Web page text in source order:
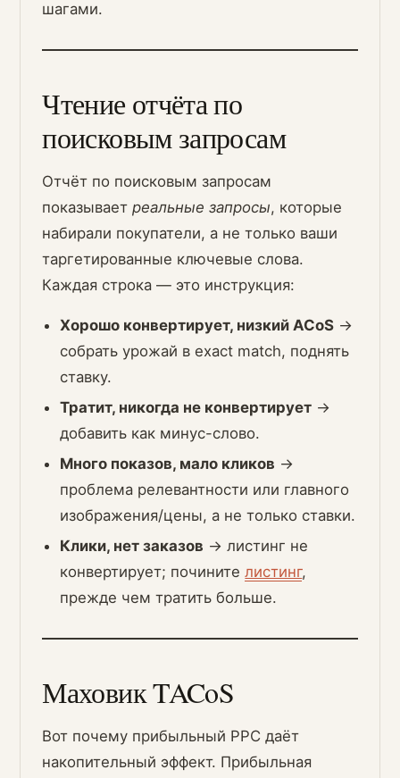
шагами.
Чтение отчёта по
поисковым запросам
Отчёт по поисковым запросам
показываетреальные запросы, которые
набирали покупатели, а не только ваши
таргетированные ключевые слова.
Каждая строка — это инструкция:
Хорошо конвертирует, низкий ACoS →
собрать урожай в exact match, поднять
ставку.
Тратит, никогда не конвертирует →
добавить как минус-слово.
Много показов, мало кликов →
проблема релевантности или главного
изображения/цены, а не только ставки.
Клики, нет заказов → листинг не
конвертирует; починителистинг,
прежде чем тратить больше.
Маховик TACoS
Вот почему прибыльный PPC даёт
накопительный эффект. Прибыльная